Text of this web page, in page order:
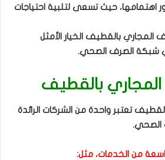
اهتمامها، حيث تسعى لتلبية احتياجات
المجاري بالقطيف الخيار الأمثل
شبكة الصرف الصحي.
بالقطيف
تعتبر واحدة من الشركات الرائدة
الصحي.
من الخدمات، مثل: